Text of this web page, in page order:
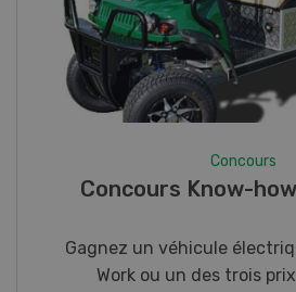
Photo mystère 07-08/
Gagnez l’un des cinq